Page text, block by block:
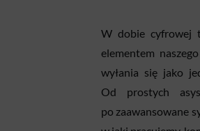
W dobie cyfrowej
elementem
wyłania się jako
Od prostych
po zaawansowane